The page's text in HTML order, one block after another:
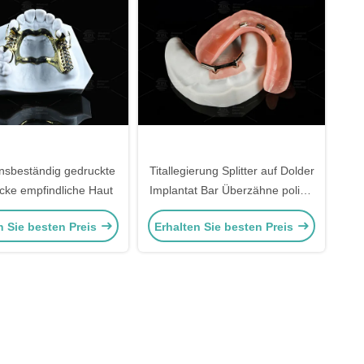
gedruckte
empfindliche Haut
Sie besten Preis
Titallegierung Splitter auf Dolder
Implantat Bar Überzähne poliert
für ein natürliches Lächeln
Erhalten Sie besten Preis